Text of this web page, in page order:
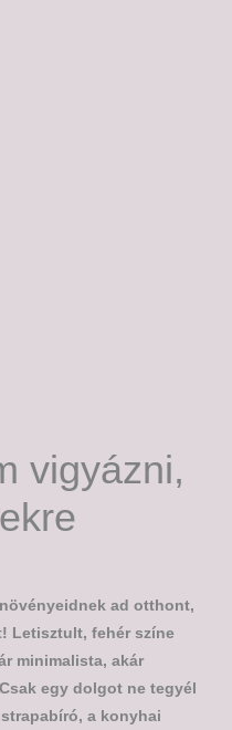
vigyázni,
ad otthont,
Letisztult, fehér színe
minimalista, akár
egy dolgot ne tegyél
a konyhai